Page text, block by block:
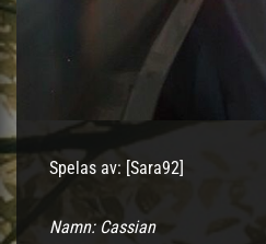
Spelas av: [Sara92]
Namn: Cassian